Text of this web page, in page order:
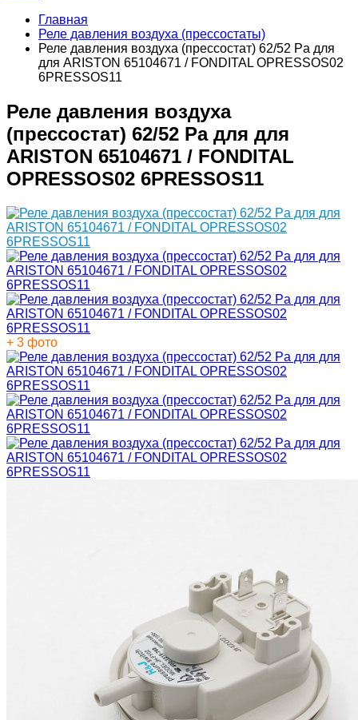
Главная
Реле давления воздуха (прессостаты)
Реле давления воздуха (прессостат) 62/52 Pa для
для ARISTON 65104671 / FONDITAL OPRESSOS02
6PRESSOS11
Реле давления воздуха
(прессостат) 62/52 Pa для для
ARISTON 65104671 / FONDITAL
OPRESSOS02 6PRESSOS11
+ 3 фото